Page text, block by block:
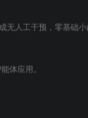
无人工干预，零基础
体应用。